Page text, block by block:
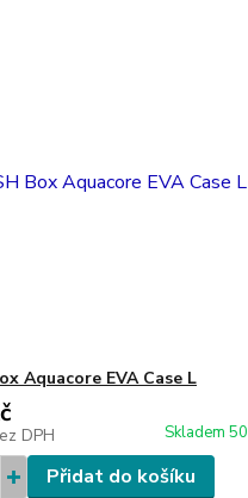
Aquacore EVA Case L
DPH Skladem 50
Přidat do košíku